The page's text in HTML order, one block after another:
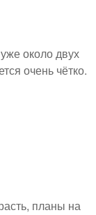
около двух
очень чётко.
планы на